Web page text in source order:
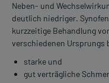
Neben- und
deutlich niedriger.
kurzzeitige Behandlung
verschiedenen Ursprungs
starke und
gut verträgliche